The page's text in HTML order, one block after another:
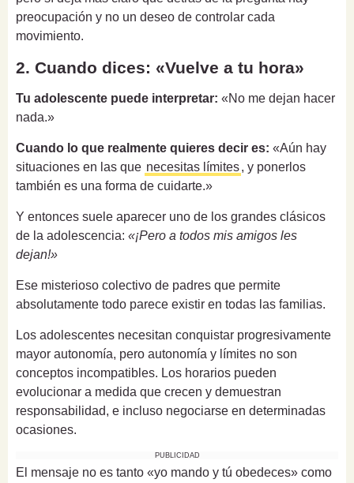
preocupación y no un deseo de controlar cada
movimiento.
2. Cuando dices: «Vuelve a tu hora»
Tu adolescente puede interpretar: «No me dejan hacer
nada.»
Cuando lo que realmente quieres decir es: «Aún hay
situaciones en las que necesitas límites, y ponerlos
también es una forma de cuidarte.»
Y entonces suele aparecer uno de los grandes clásicos
de la adolescencia: «¡Pero a todos mis amigos les
dejan!»
Ese misterioso colectivo de padres que permite
absolutamente todo parece existir en todas las familias.
Los adolescentes necesitan conquistar progresivamente
mayor autonomía, pero autonomía y límites no son
conceptos incompatibles. Los horarios pueden
evolucionar a medida que crecen y demuestran
responsabilidad, e incluso negociarse en determinadas
ocasiones.
PUBLICIDAD
El mensaje no es tanto «yo mando y tú obedeces» como